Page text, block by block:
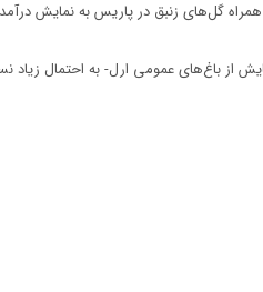
باغ‌های عمومی ارل- به احتمال زیاد